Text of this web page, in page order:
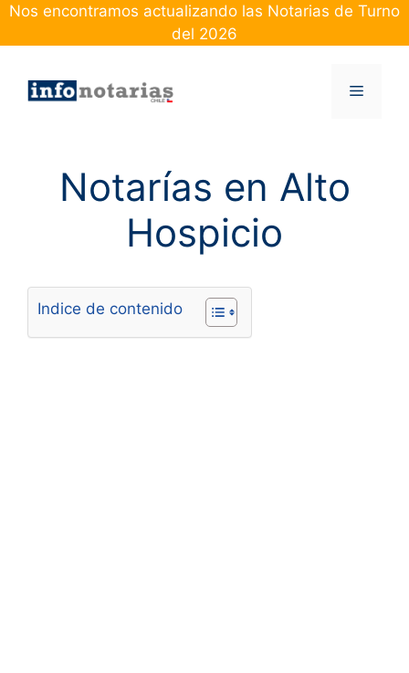
Skip
Nos encontramos actualizando las Notarias de Turno
del 2026
Menu
Notarías en Alto
Hospicio
Indice de contenido